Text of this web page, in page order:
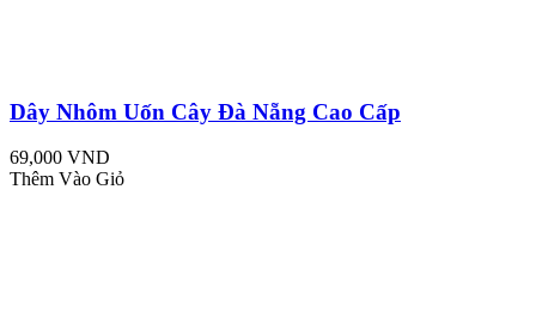
Dây Nhôm Uốn Cây Đà Nẵng Cao Cấp
69,000 VND
Thêm Vào Giỏ